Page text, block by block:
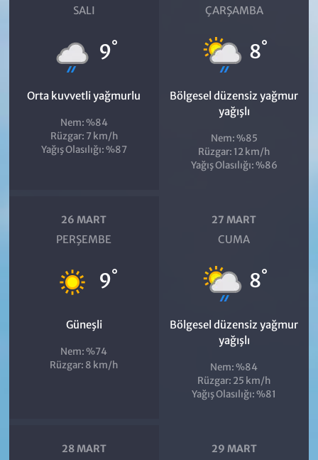
SALI
9°
Orta kuvvetli yağmurlu
Nem: %84
Rüzgar: 7 km/h
Yağış Olasılığı: %87
ÇARŞAMBA
8°
Bölgesel düzensiz yağmur
yağışlı
Nem: %85
Rüzgar: 12 km/h
Yağış Olasılığı: %86
26 MART
PERŞEMBE
9°
Güneşli
Nem: %74
Rüzgar: 8 km/h
27 MART
CUMA
8°
Bölgesel düzensiz yağmur
yağışlı
Nem: %84
Rüzgar: 25 km/h
Yağış Olasılığı: %81
28 MART 29 MART